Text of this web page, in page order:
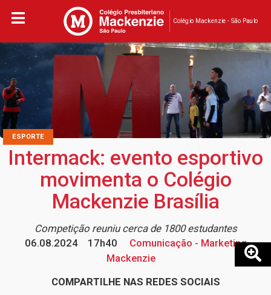
Colégio Mackenzie - São Paulo
ESPORTE
Intermack: evento esportivo
movimenta o Colégio
Mackenzie Brasília
Competição reuniu cerca de 1800 estudantes
06.08.2024
17h40
Comunicação - Marketing
Mackenzie
COMPARTILHE NAS REDES SOCIAIS